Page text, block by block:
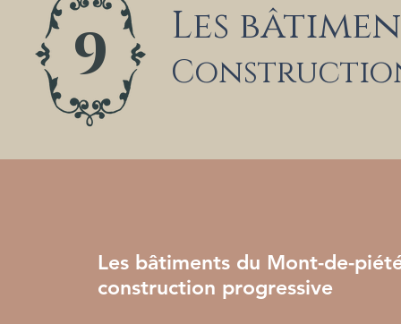
9 Les
Les bâtiments du Mont-de-
construction progressive